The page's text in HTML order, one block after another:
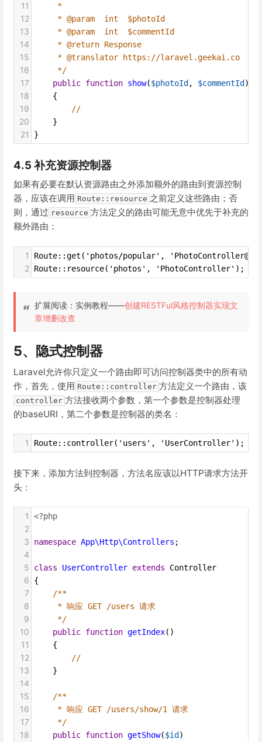
11 *
12 * @param  int  $photoId
13 * @param  int  $commentId
14 * @return Response
15 * @translator https://laravel.geekai.co
16 */
17 public function show($photoId , $commentId )
18
    {
19 //
20
    }
21 }
4.5 补充资源控制器
如果有必要在默认资源路由之外添加额外的路由到资源控制
器，应该在调用 Route::resource 之前定义这些路由；否
则，通过 resource 方法定义的路由可能无意中优先于补充的
额外路由：
1 Route::get('photos/popular',
2 Route::resource('photos', 'PhotoController');
扩展阅读：实例教程——创建RESTFul风格控制器实现文
章增删改查
5、隐式控制器
Laravel允许你只定义一个路由即可访问控制器类中的所有动
作，首先，使用 Route::controller 方法定义一个路由，该
controller 方法接收两个参数，第一个参数是控制器处理
的baseURI，第二个参数是控制器的类名：
1 Route::controller('users', 'UserController');
接下来，添加方法到控制器，方法名应该以HTTP请求方法开
头：
1 <?php
2
3
namespace App\Http\Controllers ;
4
5
class UserController extends Controller
6 {
7 /**
8 * 响应 GET /users 请求
9 */
10 public function getIndex()
11
    {
12 //
13
    }
14
15
/**
16 * 响应 GET /users/show/1 请求
17 */
18 public function getShow($id )